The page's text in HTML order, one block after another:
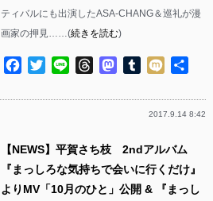
ティバルにも出演したASA-CHANG＆巡礼が漫
画家の押見……(続きを読む)
Facebook
TwitterLine ThreadsMastodon
Tumblr
Mixi
2017.9.14 8:42
【NEWS】平賀さち枝 2ndアルバム
『まっしろな気持ちで会いに行くだけ』
よりMV「10月のひと」公開 & 『まっし